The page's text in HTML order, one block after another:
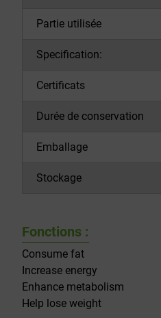
Partie utilisée
Specification:
Certificats
Durée de conservation
Emballage
Stockage
Fonctions :
Consume fat
Increase energy
Enhance metabolism
Help lose weight